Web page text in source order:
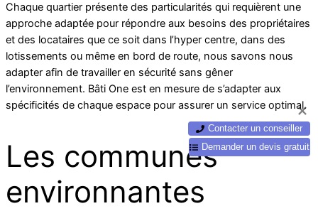
Chaque quartier présente des particularités qui requièrent une
approche adaptée pour répondre aux besoins des propriétaires
et des locataires que ce soit dans l’hyper centre, dans des
lotissements ou même en bord de route, nous savons nous
adapter afin de travailler en sécurité sans gêner
l’environnement. Bâti One est en mesure de s’adapter aux
spécificités de chaque espace pour assurer un service optimal.
Les communes
environnantes
Demander un devis gratuit
Contacter un conseiller